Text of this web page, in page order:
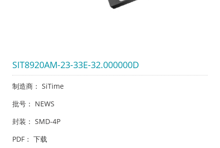
SIT8920AM-23-33E-32.000000D
制造商： SiTime
批号： NEWS
封装： SMD-4P
PDF： 下载